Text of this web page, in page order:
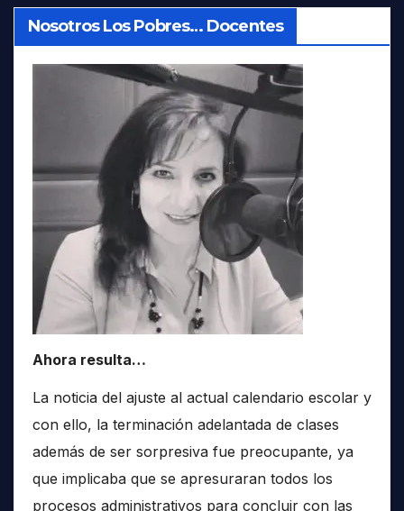
Nosotros Los Pobres… Docentes
Ahora resulta…
La noticia del ajuste al actual calendario escolar y
con ello, la terminación adelantada de clases
además de ser sorpresiva fue preocupante, ya
que implicaba que se apresuraran todos los
procesos administrativos para concluir con las